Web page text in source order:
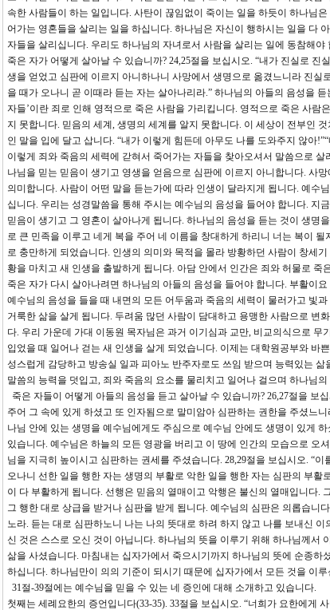
속한 사람들이 하는 일입니다. 사탄이 끊임없이 죽이는 일을 하듯이 하나님
어가는 영혼들을 살리는 일을 하십니다. 하나님은 자신이 행하시는 일을 다
자들을 살리십니다. 우리도 하나님의 자녀로서 사람을 살리는 일에 동참해
죽은 자가 어떻게 살아날 수 있습니까? 24,25절을 보십시오. “내가 진실로
생을 얻었고 심판에 이르지 아니하나니 사망에서 생명으로 옮겼느니라 진
을 때가 오나니 곧 이때라 듣는 자는 살아나리라.” 하나님의 아들의 음성을
자들’이란 죄로 인해 영적으로 죽은 사람을 가리킵니다. 영적으로 죽은 사
지 못합니다. 믿음의 세계, 생명의 세계를 알지 못합니다. 이 세상이 전부인
인 말을 입에 달고 삽니다. “내가 이렇게 힘든데 아무도 나를 도와주지 않아
이렇게 죄와 죽음의 세력에 갇혀서 죽어가는 자들을 찾아오셔서 말씀으로
나님을 믿는 믿음이 생기고 영생을 얻음으로 심판에 이르지 아니합니다. 사
의미합니다. 사람이 어떤 말을 듣는가에 따라 인생이 달라지게 됩니다. 예수
십니다. 우리는 성경말씀을 통해 주시는 예수님의 음성을 들어야 합니다. 지
믿음이 생기고 그 영혼이 살아나게 됩니다. 하나님의 음성을 듣는 것이 생명
로 큰 민족을 이루고 네게 복을 주어 네 이름을 창대하게 하리니 너는 복이
로 충만하게 되었습니다. 인생의 의미와 목적을 몰라 방황하던 사람이 창세
황을 마치고 새 인생을 출발하게 됩니다. 아담 안에서 인간은 죄와 허물로
죽은 자가 다시 살아나려면 하나님의 아들의 음성을 들어야 합니다. 부활이
예수님의 음성을 들을 때 내면의 모든 어두움과 죽음의 세력이 물러가고 빛
거룩한 삶을 살게 됩니다. 두려움 많던 사람이 담대하고 용맹한 사람으로 변
다. 우리 가운데 가대 이동원 목자님은 과거 이기심과 교만, 비교의식으로
입었을 때 일어나 걷는 새 인생을 살게 되었습니다. 이제는 대학원공부와 바
성스럽게 감당하고 방송실 일과 피아노 반주자로도 쓰임 받으며 능력있는
말씀의 능력을 덧입고, 죄와 죽음의 요소를 물리치고 일어나 걸으며 하나님
죽은 자들이 어떻게 아들의 음성을 듣고 살아날 수 있습니까? 26,27절을 보
주어 그 속에 있게 하셨고 또 인자됨으로 말미암아 심판하는 권한을 주셨느
나님 안에 있는 생명을 예수님에게도 주심으로 예수님 안에도 생명이 있게
있습니다. 예수님은 하늘의 모든 영광을 버리고 이 땅에 인간의 모습으로 오
님을 지극히 높이시고 심판하는 권세를 주셨습니다. 28,29절을 보십시오. “
오나니 선한 일을 행한 자는 생명의 부활로 악한 일을 행한 자는 심판의 부
이 다 부활하게 됩니다. 선행은 믿음의 열매이고 악행은 불신의 열매입니다.
그 행한 대로 상급을 받거나 심판을 받게 됩니다. 예수님의 심판은 의롭습니
노라. 듣는 대로 심판하노니 나는 나의 뜻대로 하려 하지 않고 나를 보내신
신 것은 스스로 오신 것이 아닙니다. 하나님의 뜻을 이루기 위해 하나님께서
삶을 사셨습니다. 마침내는 십자가에서 죽으시기까지 하나님의 뜻에 순종
하십니다. 하나님만이 의의 기준이 되시기 때문에 십자가에서 모든 것을 이
31절-39절에는 예수님을 믿을 수 있는 네 증인에 대해 소개하고 있습니다.
첫째는 세례요한의 증언입니다(33-35). 33절을 보십시오. “너희가 요한에게